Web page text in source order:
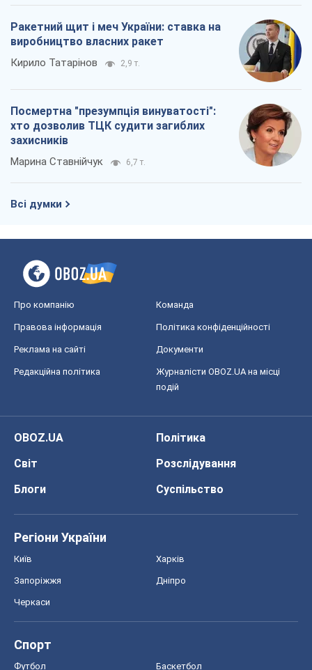
Ракетний щит і меч України: ставка на
виробництво власних ракет
Кирило Татарінов 2,9 т.
Посмертна "презумпція винуватості":
хто дозволив ТЦК судити загиблих
захисників
Марина Ставнійчук 6,7 т.
Всі думки
Про компанію Команда
Правова інформація Політика конфіденційності
Реклама на сайті Документи
Редакційна політика
Журналісти OBOZ.UA на місці
подій
OBOZ.UA
Політика
Світ
Розслідування
Блоги
Суспільство
Регіони України
Київ Харків
Запоріжжя Дніпро
Черкаси
Спорт
Футбол Баскетбол